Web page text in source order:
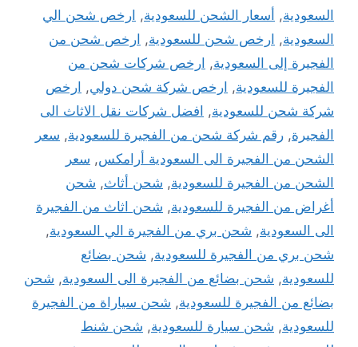
السعودية, أسعار الشحن للسعودية, ارخص شحن الي
السعودية, ارخص شحن للسعودية, ارخص شحن من
الفجيرة إلى السعودية, ارخص شركات شحن من
الفجيرة للسعودية, ارخص شركة شحن دولي, ارخص
شركة شحن للسعودية, افضل شركات نقل الاثاث الى
الفجيرة, رقم شركة شحن من الفجيرة للسعودية, سعر
الشحن من الفجيرة الى السعودية أرامكس, سعر
الشحن من الفجيرة للسعودية, شحن أثاث, شحن
أغراض من الفجيرة للسعودية, شحن اثاث من الفجيرة
الى السعودية, شحن بري من الفجيرة الي السعودية,
شحن بري من الفجيرة للسعودية, شحن بضائع
للسعودية, شحن بضائع من الفجيرة الى السعودية, شحن
بضائع من الفجيرة للسعودية, شحن سياراة من الفجيرة
للسعودية, شحن سيارة للسعودية, شحن شنط